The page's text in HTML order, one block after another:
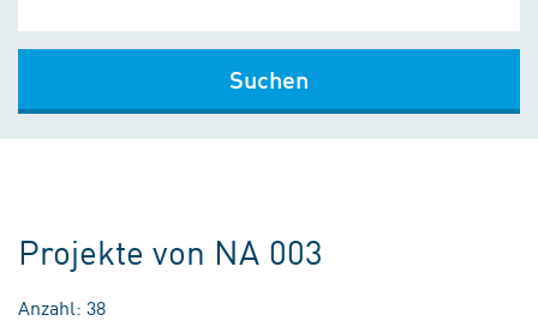
Suchen
Projekte von NA 003
Anzahl: 38